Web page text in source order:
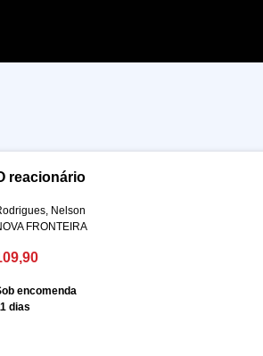
reacionário
Nelson
FRONTEIRA
encomenda
dias